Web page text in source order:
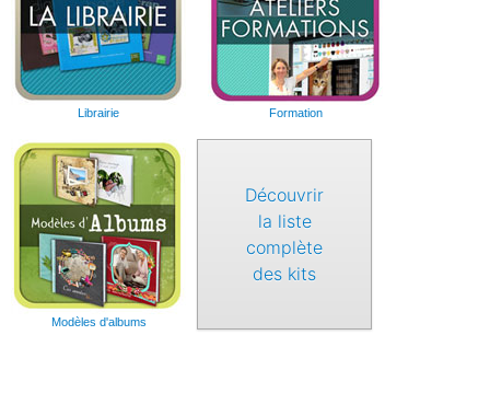
Librairie Formation
Modèles d'albums
Découvrir
la liste
complète
des kits